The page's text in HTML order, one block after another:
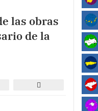
las obras
de la